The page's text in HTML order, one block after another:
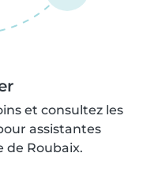
et consultez les
assistantes
de Roubaix.